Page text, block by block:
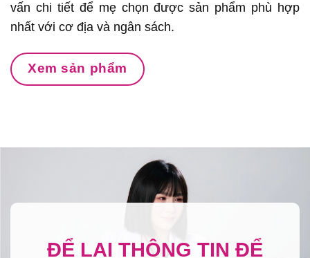
vấn chi tiết để mẹ chọn được sản phẩm phù hợp
nhất với cơ địa và ngân sách.
Xem sản phẩm
ĐỂ LẠI THÔNG TIN ĐỂ